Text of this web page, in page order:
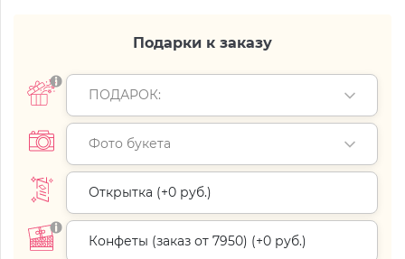
Подарки к заказу
ПОДАРОК:
Фото букета
Открытка (+0 руб.)
Конфеты (заказ от 7950) (+0 руб.)